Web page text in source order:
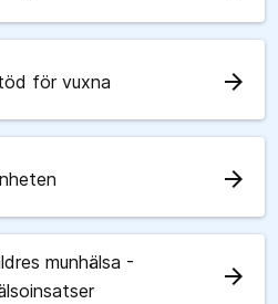
för vuxna arrow_forward
arrow_forward
munhälsa -
arrow_forward